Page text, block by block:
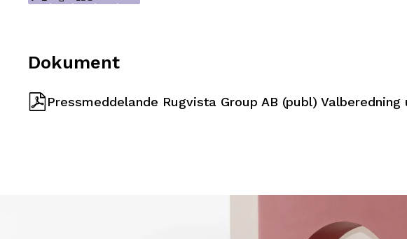
Dokument
Pressmeddelande Rugvista Group AB (publ) Valberedning